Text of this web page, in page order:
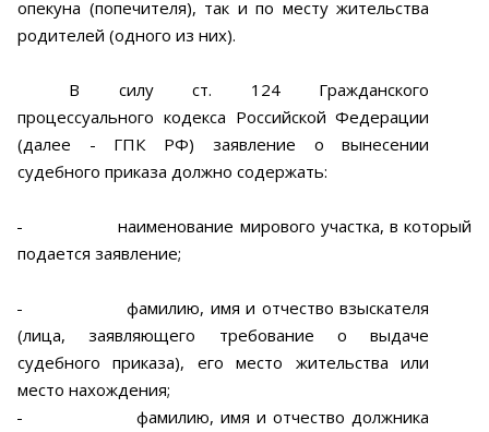
опекуна (попечителя), так и по месту жительства
родителей (одного из них).
В силу ст. 124 Гражданского
процессуального кодекса Российской Федерации
(далее - ГПК РФ) заявление о вынесении
судебного приказа должно содержать:
-
наименование мирового участка, в который
подается заявление;
-
фамилию, имя и отчество взыскателя
(лица, заявляющего требование о выдаче
судебного приказа), его место жительства или
место нахождения;
-
фамилию, имя и отчество должника